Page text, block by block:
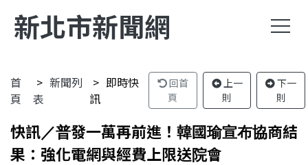
新北市新聞網
首
頁
新聞列
表
即時快
訊
回首
頁
上一
則
下一
則
快訊／普發一萬再前進！韓國瑜宣布協商結
果：強化電網與經費上限送院會